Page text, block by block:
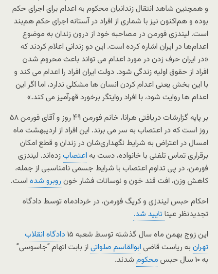
و همچنین شاهد انتقال زندانیان محکوم به اعدام برای اجرای حکم
بوده و هم‌اکنون نیز با شماری از افراد در آستانه اجرای حکم هم‌بند
است. لیندزی فورمن در مصاحبه خود از درون زندان به موضوع
اعدام‌ها در ایران اشاره کرده است. این دو زندانی اعلام کردند که
«در ایران حرف زدن در مورد اعدام می تواند باعث محروم شدن
افراد از حقوق اولیه زندگی شود. دولت ایران افراد را اعدام می کند و
با این بخش یعنی اعدام کردن انسان ها مشکلی ندارد، اما اگر این
اعدام ها روایت شود، با افراد روایتگر برخورد قهرآمیز می کند.»
بر پایه گزارشات دریافتی هرانا، خانم فورمن ۴۹ روز و آقای فورمن ۵۸
روز است که در اعتصاب به سر می برند. این افراد از اردیبهشت ماه
امسال در اعتراض به شرایط نگهداری‌شان در زندان و قطع امکان
برقراری تماس تلفنی با خانواده، دست به اعتصاب زده‌اند. لیندزی
فورمن، در پی تداوم اعتصاب با شرایط جسمی نامناسبی از جمله،
کاهش وزن، افت قند خون و نوسانات فشار خون روبرو شده است.
احکام حبس لیندزی و کریگ فورمن، در خردادماه توسط دادگاه
تجدیدنظر عینا تایید شد.
این زوج بهمن ماه سال گذشته توسط شعبه ۱۵
دادگاه انقلاب
تهران به ریاست قاضی ابوالقاسم صلواتی از بابت اتهام “جاسوسی”
به ۱۰ سال حبس
محکوم شدند.